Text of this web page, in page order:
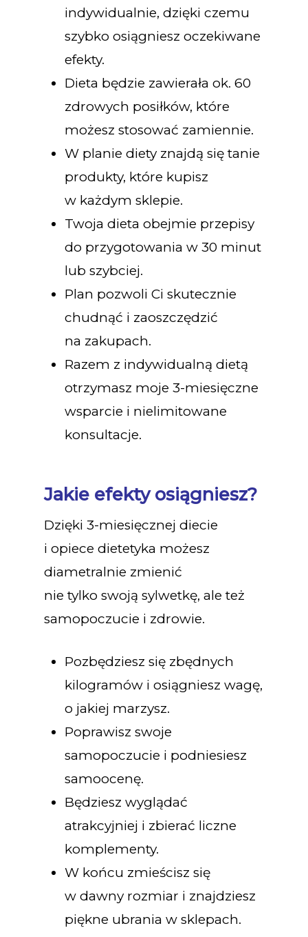
indywidualnie, dzięki czemu
szybko osiągniesz oczekiwane
efekty.
Dieta będzie zawierała ok. 60
zdrowych posiłków, które
możesz stosować zamiennie.
W planie diety znajdą się tanie
produkty, które kupisz
w każdym sklepie.
Twoja dieta obejmie przepisy
do przygotowania w 30 minut
lub szybciej.
Plan pozwoli Ci skutecznie
chudnąć i zaoszczędzić
na zakupach.
Razem z indywidualną dietą
otrzymasz moje 3-miesięczne
wsparcie i nielimitowane
konsultacje.
Jakie efekty osiągniesz?
Dzięki 3-miesięcznej diecie
i opiece dietetyka możesz
diametralnie zmienić
nie tylko swoją sylwetkę, ale też
samopoczucie i zdrowie.
Pozbędziesz się zbędnych
kilogramów i osiągniesz wagę,
o jakiej marzysz.
Poprawisz swoje
samopoczucie i podniesiesz
samoocenę.
Będziesz wyglądać
atrakcyjniej i zbierać liczne
komplementy.
W końcu zmieścisz się
w dawny rozmiar i znajdziesz
piękne ubrania w sklepach.